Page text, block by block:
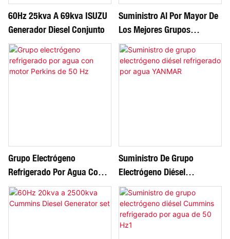
60Hz 25kva A 69kva ISUZU
Generador Diesel Conjunto
Suministro Al Por Mayor De
Los Mejores Grupos
Electrógenos Diésel
Refrigerados Por Agua De
ISUZU
Grupo Electrógeno
Refrigerado Por Agua Con
Motor Perkins De 50 Hz
Suministro De Grupo
Electrógeno Diésel
Refrigerado Por Agua
YANMAR